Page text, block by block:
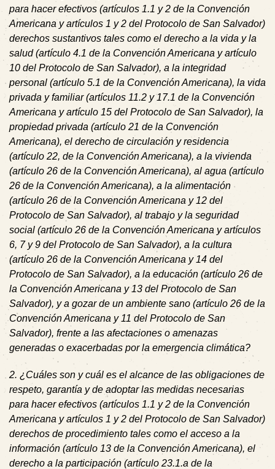
para hacer efectivos (artículos 1.1 y 2 de la Convención
Americana y artículos 1 y 2 del Protocolo de San Salvador)
derechos sustantivos tales como el derecho a la vida y la
salud (artículo 4.1 de la Convención Americana y artículo
10 del Protocolo de San Salvador), a la integridad
personal (artículo 5.1 de la Convención Americana), la vida
privada y familiar (artículos 11.2 y 17.1 de la Convención
Americana y artículo 15 del Protocolo de San Salvador), la
propiedad privada (artículo 21 de la Convención
Americana), el derecho de circulación y residencia
(artículo 22, de la Convención Americana), a la vivienda
(artículo 26 de la Convención Americana), al agua (artículo
26 de la Convención Americana), a la alimentación
(artículo 26 de la Convención Americana y 12 del
Protocolo de San Salvador), al trabajo y la seguridad
social (artículo 26 de la Convención Americana y artículos
6, 7 y 9 del Protocolo de San Salvador), a la cultura
(artículo 26 de la Convención Americana y 14 del
Protocolo de San Salvador), a la educación (artículo 26 de
la Convención Americana y 13 del Protocolo de San
Salvador), y a gozar de un ambiente sano (artículo 26 de la
Convención Americana y 11 del Protocolo de San
Salvador), frente a las afectaciones o amenazas
generadas o exacerbadas por la emergencia climática?
2. ¿Cuáles son y cuál es el alcance de las obligaciones de
respeto, garantía y de adoptar las medidas necesarias
para hacer efectivos (artículos 1.1 y 2 de la Convención
Americana y artículos 1 y 2 del Protocolo de San Salvador)
derechos de procedimiento tales como el acceso a la
información (artículo 13 de la Convención Americana), el
derecho a la participación (artículo 23.1.a de la